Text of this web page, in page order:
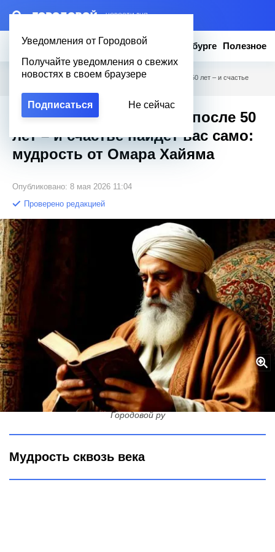
– НОВОСТИ ДНЯ
Уведомления от Городовой
Получайте уведомления о свежих
новостях в своем браузере
Подписаться Не сейчас
Новости Эксклюзив Вопросы о Петербурге Полезное
Городовой Полезное / Перестаньте делать это после 50 лет – и счастье
Перестаньте делать это после 50
лет – и счастье найдет вас само:
мудрость от Омара Хайяма
Опубликовано: 8 мая 2026 11:04
Проверено редакцией
Перестаньте делать это после 50 лет – и счастье найдет вас
само: мудрость от Омара Хайяма
Городовой ру
Мудрость сквозь века